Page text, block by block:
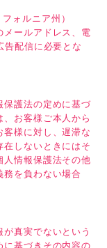
ォルニア州）
メールアドレス、電
配信に必要とな
保護法の定めに基づ
お客様ご本人から
様に対し、遅滞な
しないときにはそ
情報保護法その他
を負わない場合
真実でないという
基づきその内容の